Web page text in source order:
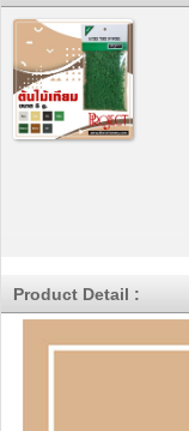
Product Detail :